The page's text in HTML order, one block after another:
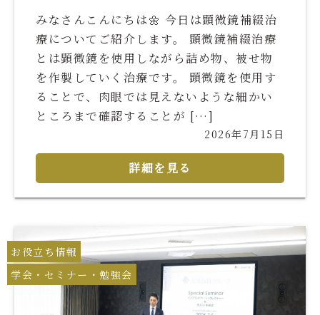
みなさんこんにちは🌼 今日は顕微鏡補綴治
療についてご紹介します。 顕微鏡補綴治療
とは顕微鏡を使用しながら詰め物、被せ物
を作製していく治療です。 顕微鏡を使用す
ることで、肉眼では見えないような細かい
ところまで確認することが […]
2026年7月15日
詳細を見る
お役立ち情報
学会・セミナー・勉強会